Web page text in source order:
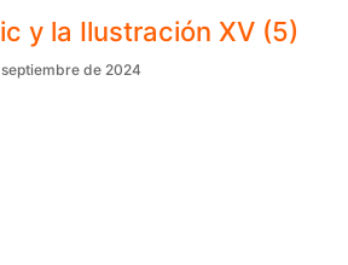
y la Ilustración XV (5)
de 2024